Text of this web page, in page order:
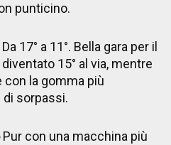
punticino.
Da 17° a 11°. Bella gara per il
15° al via, mentre
con la gomma più
di sorpassi.
Pur con una macchina più